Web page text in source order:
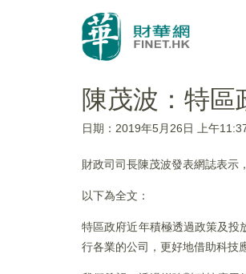
陳茂波：特區
日期：2019年5月26日 上午
財政司司長陳茂波發表網誌表示
以下為全文：
特區政府近年積極透過政策及投
行各業的公司，更好地借助科技